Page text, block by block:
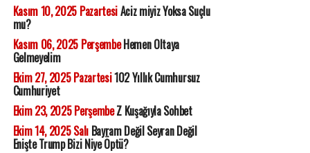
Kasım 10, 2025 PazartesiAciz miyiz Yoksa Suçlu
mu?
Kasım 06, 2025 PerşembeHemen Oltaya
Gelmeyelim
Ekim 27, 2025 Pazartesi102 Yıllık Cumhursuz
Cumhuriyet
Ekim 23, 2025 PerşembeZ Kuşağıyla Sohbet
Ekim 14, 2025 SalıBayram Değil Seyran Değil
Enişte Trump Bizi Niye Öptü?